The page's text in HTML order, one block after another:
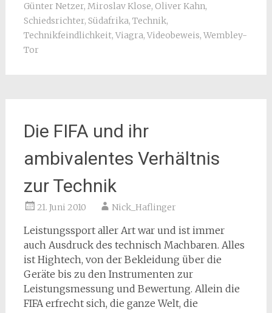
Günter Netzer, Miroslav Klose, Oliver Kahn,
Schiedsrichter, Südafrika, Technik,
Technikfeindlichkeit, Viagra, Videobeweis, Wembley-
Tor
Die FIFA und ihr
ambivalentes Verhältnis
zur Technik
21. Juni 2010 Nick_Haflinger
Leistungssport aller Art war und ist immer
auch Ausdruck des technisch Machbaren. Alles
ist Hightech, von der Bekleidung über die
Geräte bis zu den Instrumenten zur
Leistungsmessung und Bewertung. Allein die
FIFA erfrecht sich, die ganze Welt, die